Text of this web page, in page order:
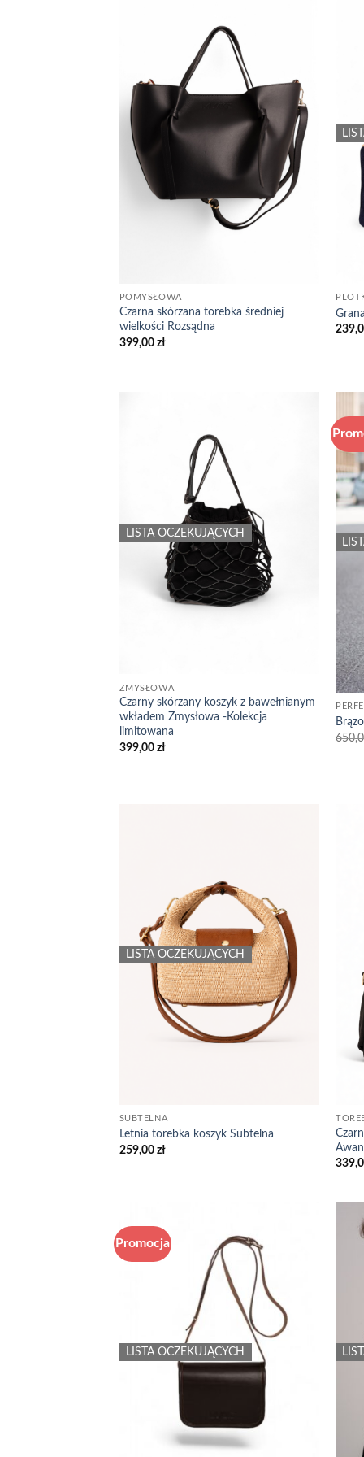
POMYSŁOWA
Czarna skórzana torebka średniej
wielkości Rozsądna
399,00 zł
LISTA OCZEKUJĄCYCH
ZMYSŁOWA
Czarny skórzany koszyk z bawełnianym
wkładem Zmysłowa -Kolekcja
limitowana
399,00 zł
LISTA OCZEKUJĄCYCH
SUBTELNA
Letnia torebka koszyk Subtelna
259,00 zł
Promocja
LISTA OCZEKUJĄCYCH